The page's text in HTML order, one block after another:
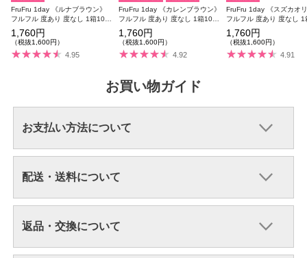
FruFru 1day 《ルナブラウン》
フルフル 度あり 度なし 1箱10枚
入り
1,760円
（税抜1,600円）
4.95
FruFru 1day 《カレンブラウン》
フルフル 度あり 度なし 1箱10枚
入り
1,760円
（税抜1,600円）
4.92
FruFru 1day 《スズカオ
フルフル 度あり 度なし 1
入り
1,760円
（税抜1,600円）
4.91
お買い物ガイド
お支払い方法について
配送・送料について
返品・交換について